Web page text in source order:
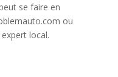
se faire en
ou
local.